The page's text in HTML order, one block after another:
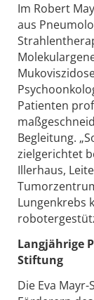
Im Robert
aus
Patienten
Begleitung.
zielgerichtet
Illerhaus,
Lungenkrebs
Langjährige
Stiftung
Die Eva